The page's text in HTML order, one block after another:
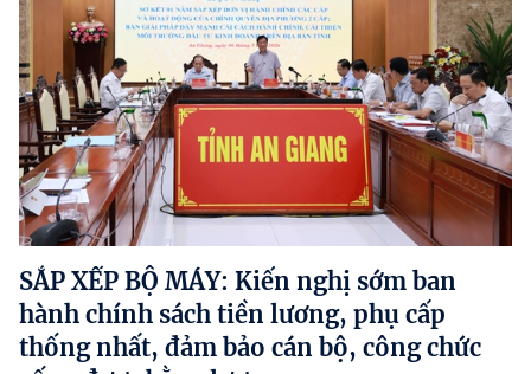
SẮP XẾP BỘ MÁY: Kiến nghị sớm ban
hành chính sách tiền lương, phụ cấp
thống nhất, đảm bảo cán bộ, công chức